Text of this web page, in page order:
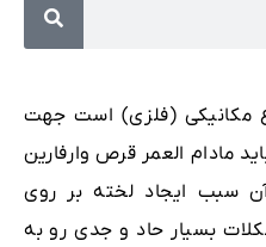
مکانیکی (فلزی) است جهت
مادام العمر قرص وارفارین
سبب ایجاد لخته بر روی
بسیار حاد و جدی رو به